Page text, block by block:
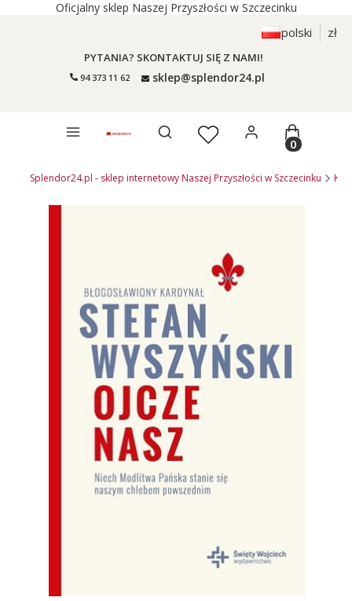
Oficjalny sklep Naszej Przyszłości w Szczecinku
polski zł
PYTANIA? SKONTAKTUJ SIĘ Z NAMI!
94 373 11 62 sklep@splendor24.pl
Otwórz wyszukiwarkęProdukty
Splendor24.pl - sklep internetowy Naszej Przyszłości w Szczecinku